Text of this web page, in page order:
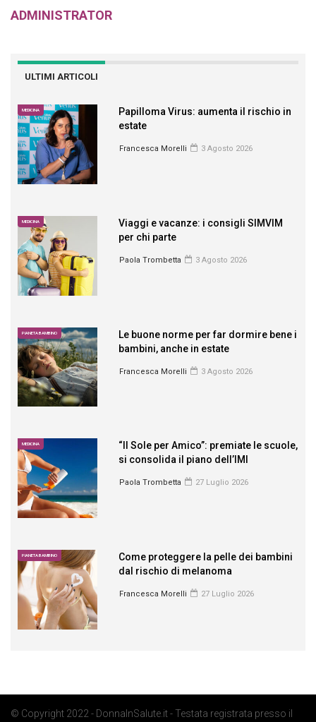
ADMINISTRATOR
ULTIMI ARTICOLI
MEDICINA
Papilloma Virus: aumenta il rischio in
estate
Francesca Morelli 3 Agosto 2026
MEDICINA
Viaggi e vacanze: i consigli SIMVIM
per chi parte
Paola Trombetta 3 Agosto 2026
PIANETA BAMBINO
Le buone norme per far dormire bene i
bambini, anche in estate
Francesca Morelli 3 Agosto 2026
MEDICINA
“Il Sole per Amico”: premiate le scuole,
si consolida il piano dell’IMI
Paola Trombetta 27 Luglio 2026
PIANETA BAMBINO
Come proteggere la pelle dei bambini
dal rischio di melanoma
Francesca Morelli 27 Luglio 2026
© Copyright 2022 - DonnaInSalute.it - Testata registrata presso il